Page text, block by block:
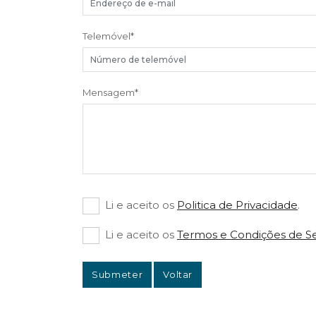
Telemóvel*
Mensagem*
Li e aceito os Politica de Privacidade.
Li e aceito os Termos e Condições de
Submeter Voltar